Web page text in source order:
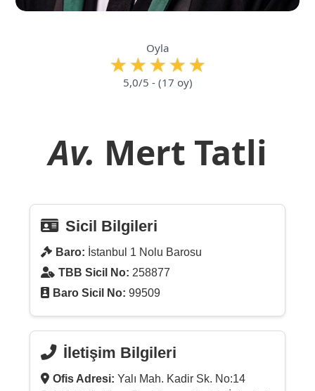
Oyla
5,0/5 - (17 oy)
Av. Mert Tatli
Sicil Bilgileri
Baro: İstanbul 1 Nolu Barosu
TBB Sicil No: 258877
Baro Sicil No: 99509
İletişim Bilgileri
Ofis Adresi: Yalı Mah. Kadir Sk. No:14